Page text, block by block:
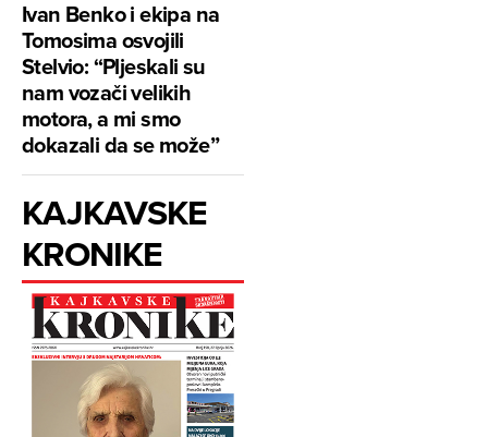
Ivan Benko i ekipa na
Tomosima osvojili
Stelvio: “Pljeskali su
nam vozači velikih
motora, a mi smo
dokazali da se može”
KAJKAVSKE
KRONIKE